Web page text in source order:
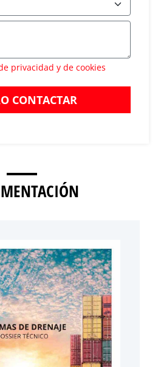
privacidad y de cookies
CONTACTAR